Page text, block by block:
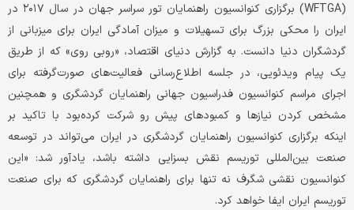
(WFTGA) برگزاری کنوانسیون راهنمایان تور سراسر جهان در سال ۲۰۱۷ در
ایران را محکی بزرگ برای تسهیلات و میزان آمادگی ایران برای میزبانی از
گردشگران دنیا دانست. به گزارش دنیای اقتصاد، «روبی روی» که از طریق
یک پیام ویدئویی، در جلسه اطلاع‌رسانی فعالیت‌های صورت‌گرفته برای
اجرای مراسم کنوانسیون فدراسیون جهانی راهنمایان گردشگری و همچنین
مشخص کردن نیازها و کمبودهای پیش رو شرکت کرده‌بود با تاکید بر
اینکه برگزاری کنوانسیون راهنمایان گردشگری در ایران می‌تواند در توسعه
صنعت بین‌المللی توریسم نقش بسزایی داشته باشد، یادآور شد: «این
کنوانسیون نقشی شگرف نه تنها برای راهنمایان گردشگری که برای صنعت
توریسم ایران ایفا خواهد کرد.